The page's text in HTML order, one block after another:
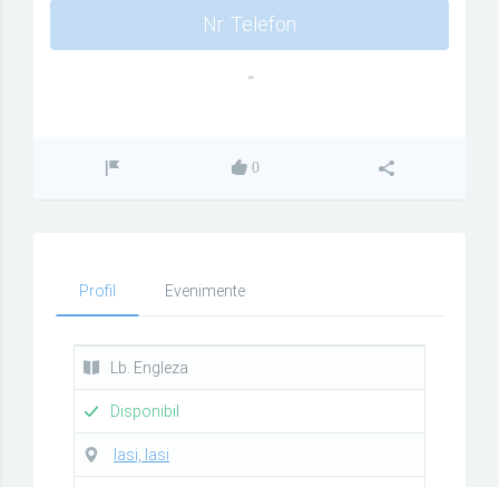
Nr. Telefon
""
0
Profil Evenimente
Lb. Engleza
Disponibil
Iasi, Iasi